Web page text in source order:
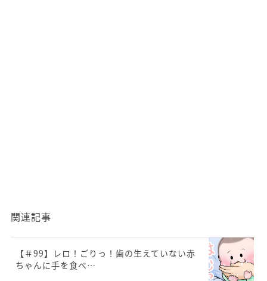
関連記事
【＃99】レロ！ごりっ！歯の生えていない赤
ちゃんに手を食べ…